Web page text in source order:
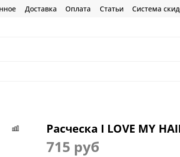
Доставка Оплата Статьи Система
Расческа I LOVE MY
715 руб